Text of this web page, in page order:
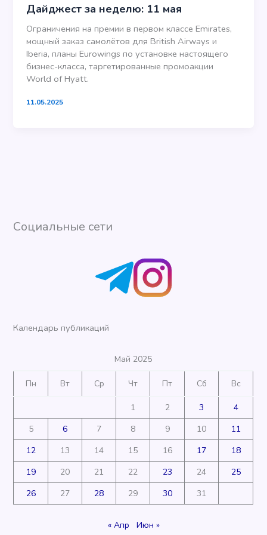
Дайджест за неделю: 11 мая
Ограничения на премии в первом классе Emirates,
мощный заказ самолётов для British Airways и
Iberia, планы Eurowings по установке настоящего
бизнес-класса, таргетированные промоакции
World of Hyatt.
11.05.2025
Социальные сети
Календарь публикаций
Май 2025
Пн Вт Ср Чт Пт Сб Вс
1 2 3
4
5
6 7 8 9 10
11
12
13 14 15 16 17
18
19
20 21 22 23 24
25
26
27 28 29 30 31
« Апр Июн »